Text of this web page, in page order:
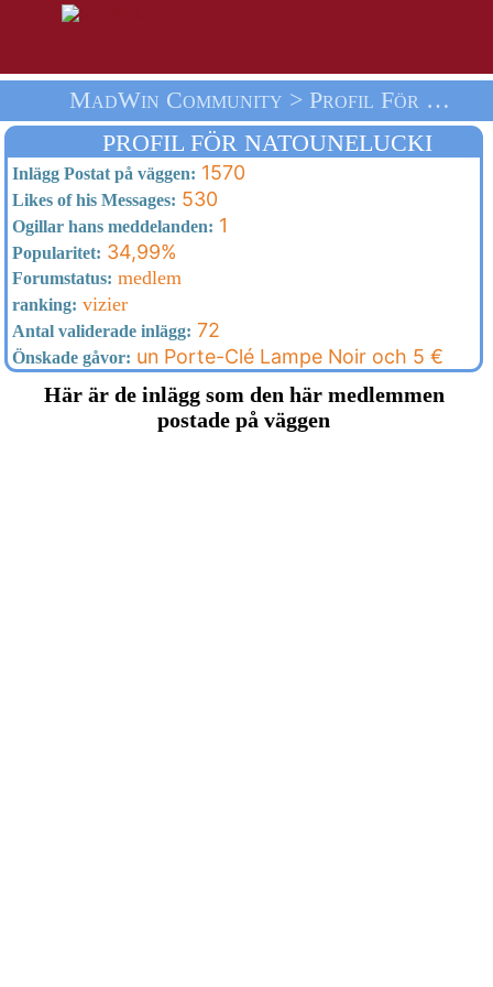
MadWin Community > Profil För Natounelucki > Välkommen
PROFIL FÖR NATOUNELUCKI
Inlägg Postat på väggen: 1570
Likes of his Messages: 530
Ogillar hans meddelanden: 1
Popularitet: 34,99%
Forumstatus: medlem
ranking: vizier
Antal validerade inlägg: 72
Önskade gåvor: un Porte-Clé Lampe Noir och 5 €
Här är de inlägg som den här medlemmen
postade på väggen